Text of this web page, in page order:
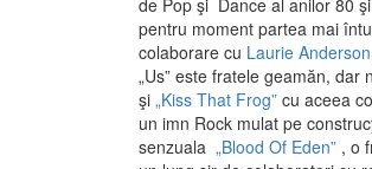
de Pop şi Dance al anilor 80
pentru moment partea mai
colaborare cu Laurie Anderson
„Us” este fratele geamăn,
şi „Kiss That Frog” cu aceea
un imn Rock mulat pe
senzuala „Blood Of Eden” , o